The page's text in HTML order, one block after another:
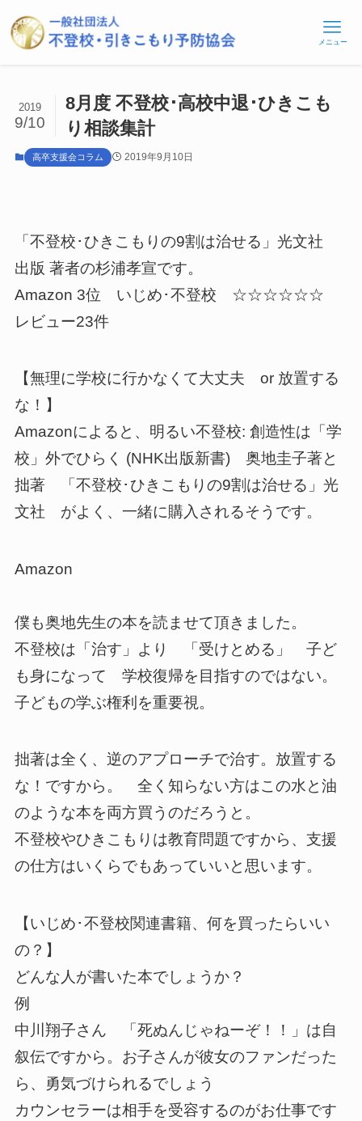
メニュー
8月度 不登校･高校中退･ひきこも
り相談集計
2019
9/10
高卒支援会コラム 2019年9月10日
「不登校･ひきこもりの9割は治せる」光文社
出版 著者の杉浦孝宣です。
Amazon 3位 いじめ･不登校 ☆☆☆☆☆☆
レビュー23件
【無理に学校に行かなくて大丈夫 or 放置する
な！】
Amazonによると、明るい不登校: 創造性は「学
校」外でひらく (NHK出版新書) 奥地圭子著と
拙著 「不登校･ひきこもりの9割は治せる」光
文社 がよく、一緒に購入されるそうです。
Amazon
僕も奥地先生の本を読ませて頂きました。
不登校は「治す」より 「受けとめる」 子ど
も身になって 学校復帰を目指すのではない。
子どもの学ぶ権利を重要視。
拙著は全く、逆のアプローチで治す。放置する
な！ですから。 全く知らない方はこの水と油
のような本を両方買うのだろうと。
不登校やひきこもりは教育問題ですから、支援
の仕方はいくらでもあっていいと思います。
【いじめ･不登校関連書籍、何を買ったらいい
の？】
どんな人が書いた本でしょうか？
例
中川翔子さん 「死ぬんじゃねーぞ！！」は自
叙伝ですから。お子さんが彼女のファンだった
ら、勇気づけられるでしょう
カウンセラーは相手を受容するのがお仕事です